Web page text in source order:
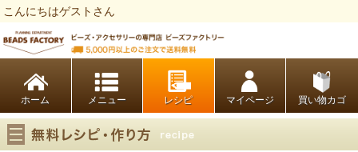
こんにちはゲストさん
ホーム レシピ マイページ 買い物カゴ